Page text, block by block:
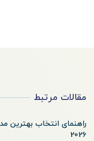
مقالات مرتبط
راهنمای انتخاب بهترین
2026